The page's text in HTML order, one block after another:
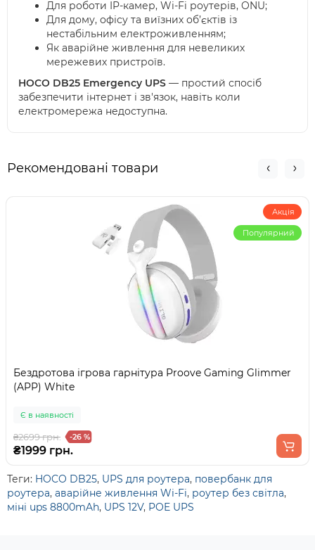
Для роботи IP-камер, Wi-Fi роутерів, ONU;
Для дому, офісу та виїзних об’єктів із
нестабільним електроживленням;
Як аварійне живлення для невеликих
мережевих пристроїв.
HOCO DB25 Emergency UPS — простий спосіб
забезпечити інтернет і зв'язок, навіть коли
електромережа недоступна.
Рекомендовані товари
Акція
Популярний
Бездротова ігрова гарнітура Proove Gaming Glimmer
(APP) White
Є в наявності
₴2699 грн. -26 %
₴1999 грн.
Теги: HOCO DB25, UPS для роутера, повербанк для
роутера, аварійне живлення Wi-Fi, роутер без світла,
міні ups 8800mAh, UPS 12V, POE UPS